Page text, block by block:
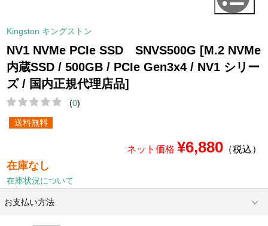
Kingston キングストン
NV1 NVMe PCIe SSD SNVS500G [M.2 NVMe
内蔵SSD / 500GB / PCIe Gen3x4 / NV1 シリー
ズ / 国内正規代理店品]
(0)
送料無料
ネット価格 ¥6,880（税込）
在庫なし
在庫状況について
お支払い方法